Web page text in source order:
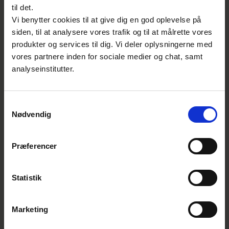
til det.
Vi benytter cookies til at give dig en god oplevelse på
siden, til at analysere vores trafik og til at målrette vores
produkter og services til dig. Vi deler oplysningerne med
vores partnere inden for sociale medier og chat, samt
analyseinstitutter.
Nødvendig
Præferencer
Statistik
Marketing
under Dansk Standard.
Er du interesseret i at høre mere om
standarden eller arbejdet med at udvikle
den, er du velkommen til at kontakte
seniorkonsulent Lone Skjerning på